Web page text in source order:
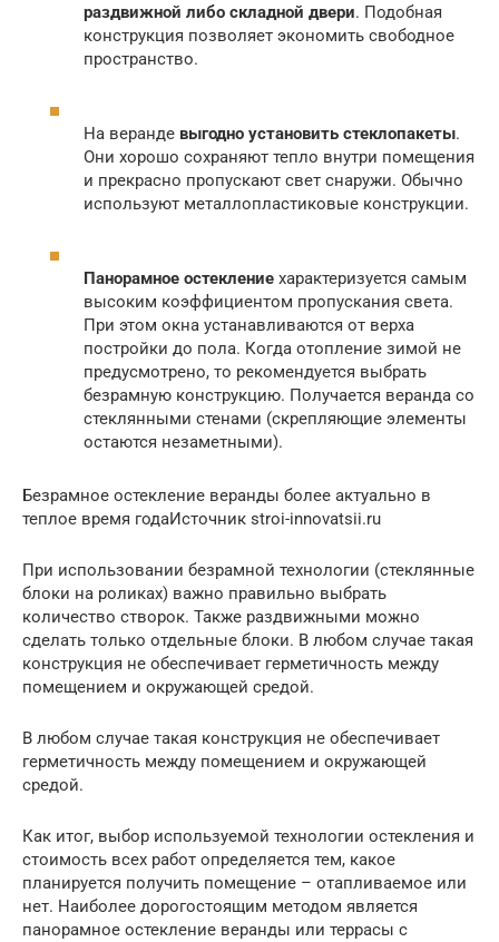
раздвижной либо складной двери. Подобная
конструкция позволяет экономить свободное
пространство.
На веранде выгодно установить стеклопакеты.
Они хорошо сохраняют тепло внутри помещения
и прекрасно пропускают свет снаружи. Обычно
используют металлопластиковые конструкции.
Панорамное остекление характеризуется самым
высоким коэффициентом пропускания света.
При этом окна устанавливаются от верха
постройки до пола. Когда отопление зимой не
предусмотрено, то рекомендуется выбрать
безрамную конструкцию. Получается веранда со
стеклянными стенами (скрепляющие элементы
остаются незаметными).
Безрамное остекление веранды более актуально в
теплое время годаИсточник stroi-innovatsii.ru
При использовании безрамной технологии (стеклянные
блоки на роликах) важно правильно выбрать
количество створок. Также раздвижными можно
сделать только отдельные блоки. В любом случае такая
конструкция не обеспечивает герметичность между
помещением и окружающей средой.
В любом случае такая конструкция не обеспечивает
герметичность между помещением и окружающей
средой.
Как итог, выбор используемой технологии остекления и
стоимость всех работ определяется тем, какое
планируется получить помещение – отапливаемое или
нет. Наиболее дорогостоящим методом является
панорамное остекление веранды или террасы с